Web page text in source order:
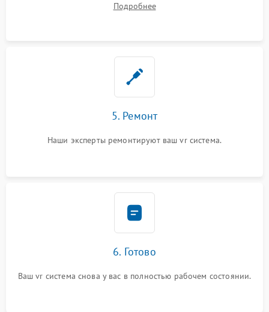
Подробнее
5. Ремонт
Наши эксперты ремонтируют ваш vr система.
6. Готово
Ваш vr система снова у вас в полностью рабочем состоянии.